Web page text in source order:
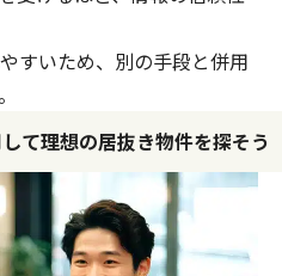
すいため、別の手段と併用
て理想の居抜き物件を探そう